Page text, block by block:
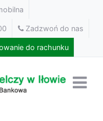
Zadzwoń do nas
do rachunku